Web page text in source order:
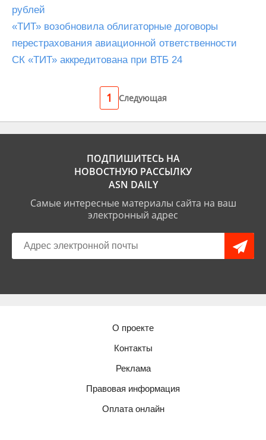
рублей
«ТИТ» возобновила облигаторные договоры
перестрахования авиационной ответственности
СК «ТИТ» аккредитована при ВТБ 24
1 Следующая
ПОДПИШИТЕСЬ НА
НОВОСТНУЮ РАССЫЛКУ
ASN DAILY
Самые интересные материалы сайта на ваш
электронный адрес
О проекте
Контакты
Реклама
Правовая информация
Оплата онлайн